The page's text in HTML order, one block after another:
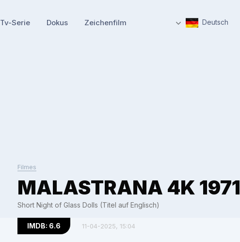
Tv-Serie Dokus Zeichenfilm Deutsch
Filmes
MALASTRANA 4K 1971
Short Night of Glass Dolls (Titel auf Englisch)
IMDB: 6.6 11-04-2025, 15:04